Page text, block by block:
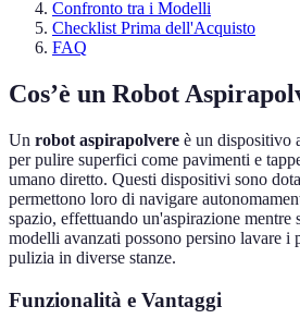
Confronto tra i Modelli
Checklist Prima dell'Acquisto
FAQ
Cos’è un Robot
Un robot aspirapolvere è un dispositivo
per pulire superfici come pavimenti e
umano diretto. Questi dispositivi sono
permettono loro di navigare
spazio, effettuando un'aspirazione
modelli avanzati possono persino lavare i
pulizia in diverse stanze.
Funzionalità e Vantaggi